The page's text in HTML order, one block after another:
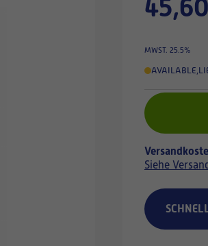
MWST. 25.5%
AVAILABLE,
Siehe